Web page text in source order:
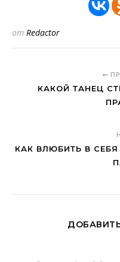
от Redactor
КАКОЙ ТАНЕЦ
КАК ВЛЮБИТЬ В